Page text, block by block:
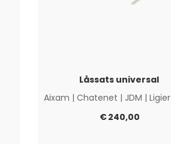
Låssats universal
Aixam | Chatenet | JDM | Ligier
€240,00